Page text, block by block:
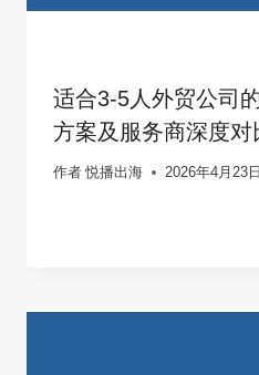
适合3-5人外贸公司
方案及服务商深度对
作者 悦播出海 2026年4月23日